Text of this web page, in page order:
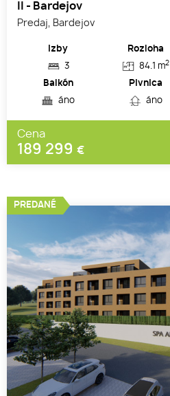
II - Bardejov
Predaj, Bardejov
Izby
3
Rozloha
84.1 m2
Balkón
áno
Pivnica
áno
Cena
189 299 €
PREDANÉ